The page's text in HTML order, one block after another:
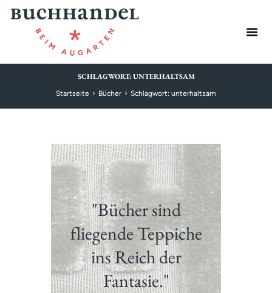
SCHLAGWORT: UNTERHALTSAM
Startseite Bücher Schlagwort: unterhaltsam
"Bücher sind
fliegende Teppiche
ins Reich der
Fantasie."